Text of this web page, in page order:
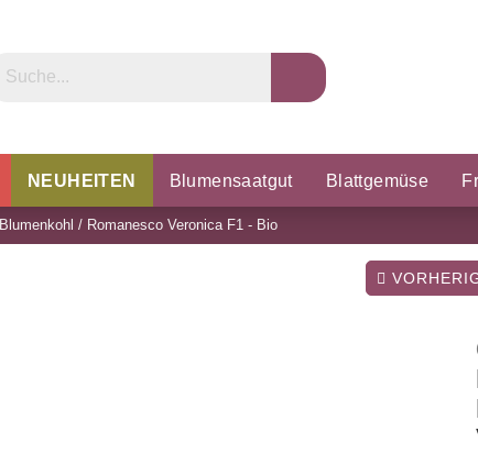
NEUHEITEN Blumensaatgut Blattgemüse
Wurzel & Knollen Microgreens
Blumenkohl / Romanesco Veronica F1 - Bio